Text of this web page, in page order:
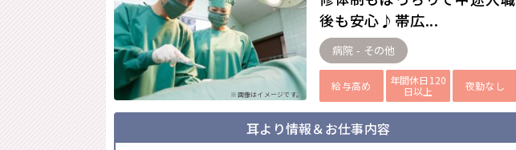
※画像はイメージです。
後も安心♪帯広...
病院 - その他
給与高め
年間休日120
日以上
夜勤なし
耳より情報＆お仕事内容